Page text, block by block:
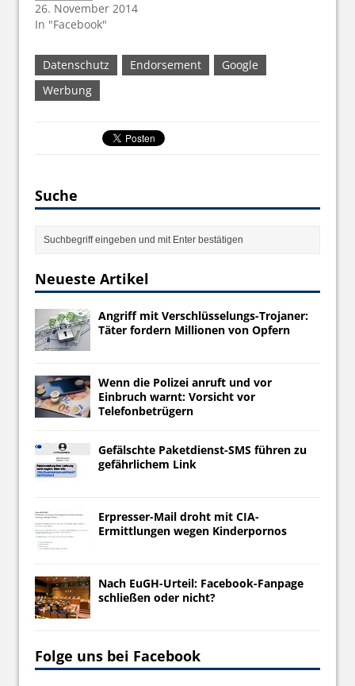
26. November 2014
In "Facebook"
Datenschutz Endorsement
Google
Werbung
Suche
Neueste Artikel
Angriff mit Verschlüsselungs-Trojaner:
Täter fordern Millionen von Opfern
Wenn die Polizei anruft und vor
Einbruch warnt: Vorsicht vor
Telefonbetrügern
Gefälschte Paketdienst-SMS führen zu
gefährlichem Link
Erpresser-Mail droht mit CIA-
Ermittlungen wegen Kinderpornos
Nach EuGH-Urteil: Facebook-Fanpage
schließen oder nicht?
Folge uns bei Facebook